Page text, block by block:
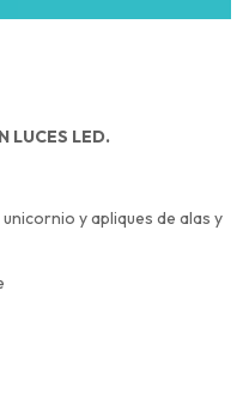
LUCES LED.
y apliques de alas y